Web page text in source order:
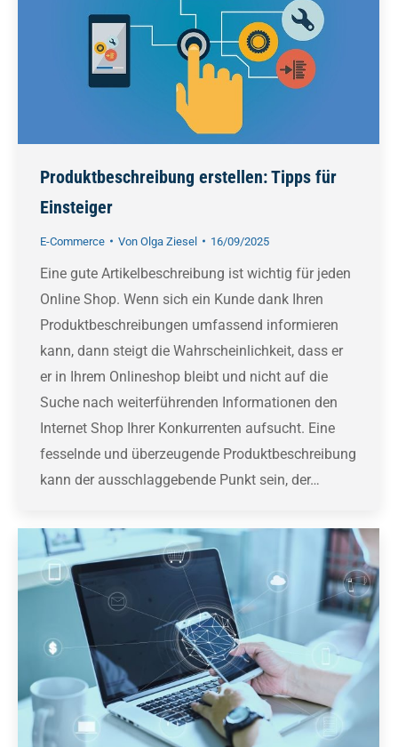
Produktbeschreibung erstellen: Tipps für
Einsteiger
E-Commerce Von Olga Ziesel 16/09/2025
Eine gute Artikelbeschreibung ist wichtig für jeden
Online Shop. Wenn sich ein Kunde dank Ihren
Produktbeschreibungen umfassend informieren
kann, dann steigt die Wahrscheinlichkeit, dass er
er in Ihrem Onlineshop bleibt und nicht auf die
Suche nach weiterführenden Informationen den
Internet Shop Ihrer Konkurrenten aufsucht. Eine
fesselnde und überzeugende Produktbeschreibung
kann der ausschlaggebende Punkt sein, der…